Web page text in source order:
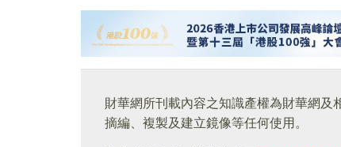
財華網所刊載內容之知識產權為財華網及
摘編、複製及建立鏡像等任何使用。